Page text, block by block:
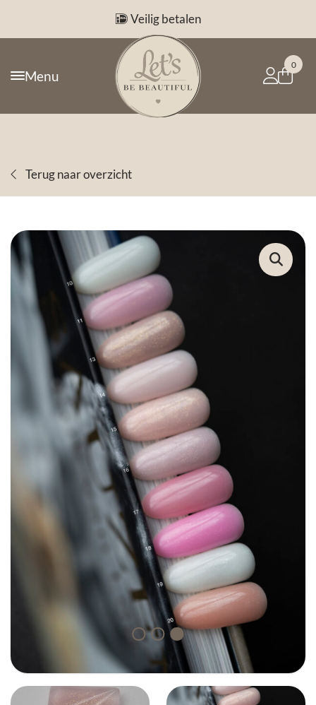
Veilig betalen
Menu
0
Terug naar overzicht